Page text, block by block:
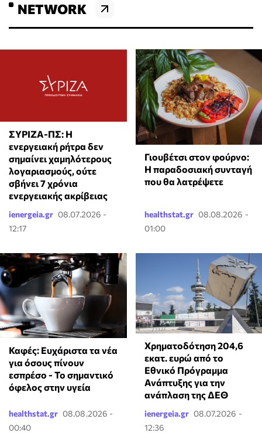
NETWORK
ΣΥΡΙΖΑ-ΠΣ: Η
ενεργειακή ρήτρα δεν
σημαίνει χαμηλότερους
λογαριασμούς, ούτε
σβήνει 7 χρόνια
ενεργειακής ακρίβειας
ienergeia.gr 08.07.2026 -
12:17
Γιουβέτσι στον φούρνο:
Η παραδοσιακή συνταγή
που θα λατρέψετε
healthstat.gr 08.08.2026 -
01:00
Καφές: Ευχάριστα τα νέα
για όσους πίνουν
εσπρέσο - Το σημαντικό
όφελος στην υγεία
healthstat.gr 08.08.2026 -
00:40
Χρηματοδότηση 204,6
εκατ. ευρώ από το
Εθνικό Πρόγραμμα
Ανάπτυξης για την
ανάπλαση της ΔΕΘ
ienergeia.gr 08.07.2026 -
12:36